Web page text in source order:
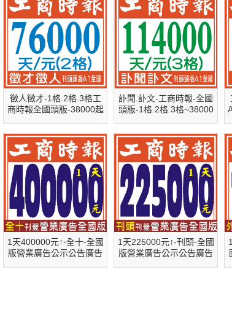
徵人徵才-1格.2格.3格工
商時報全國頭版-38000起
訃聞.訃文-工商時報-全國
頭版-1格.2格.3格~38000
1天400000元↑-全十-全國
版營業廣告公示公告廣告
1天225000元↑-刊頭-全國
版營業廣告公示公告廣告